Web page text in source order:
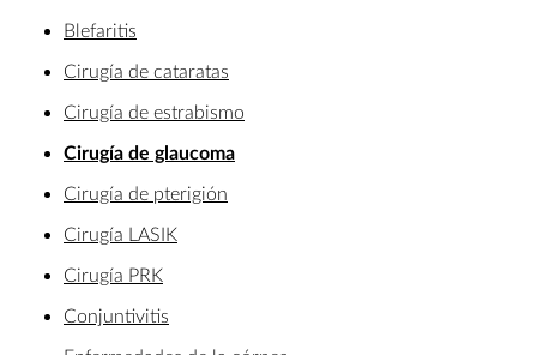
Blefaritis
Cirugía de cataratas
Cirugía de estrabismo
Cirugía de glaucoma
Cirugía de pterigión
Cirugía LASIK
Cirugía PRK
Conjuntivitis